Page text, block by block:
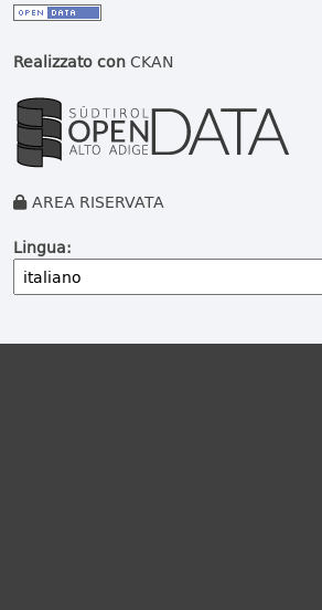
Realizzato conCKAN
AREA RISERVATA
Lingua